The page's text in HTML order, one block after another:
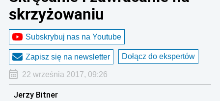
skrzyżowaniu
Subskrybuj nas na Youtube
Zapisz się na newsletter Dołącz do ekspertów
22 września 2017, 09:26
Jerzy Bitner